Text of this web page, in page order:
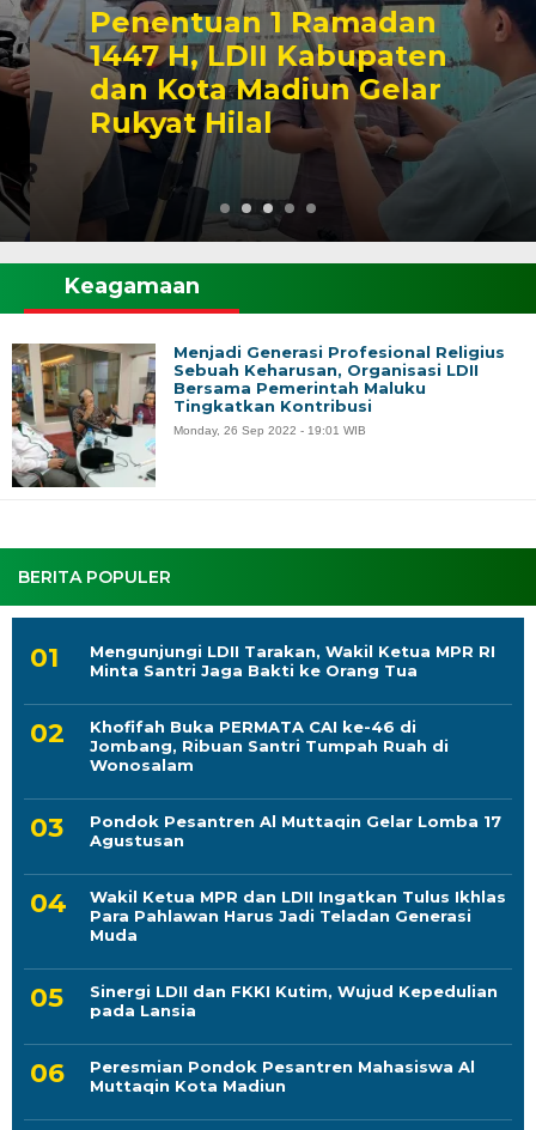
Penentuan 1 Ramadan
1447 H, LDII Kabupaten
dan Kota Madiun Gelar
Rukyat Hilal
BERITA POPULER
Mengunjungi LDII Tarakan, Wakil Ketua MPR RI
Minta Santri Jaga Bakti ke Orang Tua
Khofifah Buka PERMATA CAI ke-46 di
Jombang, Ribuan Santri Tumpah Ruah di
Wonosalam
Pondok Pesantren Al Muttaqin Gelar Lomba 17
Agustusan
Wakil Ketua MPR dan LDII Ingatkan Tulus Ikhlas
Para Pahlawan Harus Jadi Teladan Generasi
Muda
Sinergi LDII dan FKKI Kutim, Wujud Kepedulian
pada Lansia
Peresmian Pondok Pesantren Mahasiswa Al
Muttaqin Kota Madiun
Keagamaan
Menjadi Generasi Profesional Religius
Sebuah Keharusan, Organisasi LDII
Bersama Pemerintah Maluku
Tingkatkan Kontribusi
Monday, 26 Sep 2022 - 19:01 WIB